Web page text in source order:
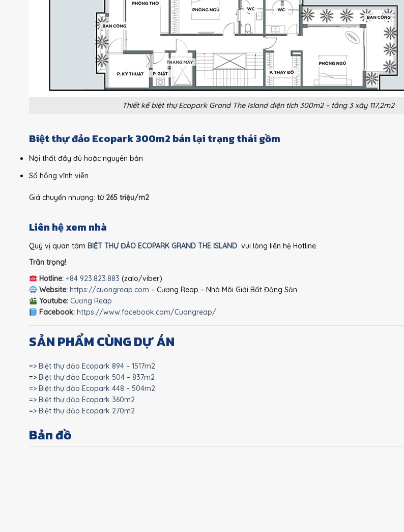
Thiết kế biệt thự Ecopark Grand The Island diện tích 300m2 – tầng 3 xây 117,2m2
Biệt thự đảo Ecopark 300m2 bán lại trạng thái gồm
Nội thất đầy đủ hoặc nguyên bản
Sổ hồng vĩnh viễn
Giá chuyển nhượng: từ 265 triệu/m2
Liên hệ xem nhà
Quý vị quan tâm BIỆT THỰ ĐẢO ECOPARK GRAND THE ISLAND vui lòng liên hệ Hotline.
Trân trọng!
Hotline: +84 923.823.883 (zalo/viber)
Website: https://cuongreap.com – Cương Reap – Nhà Môi Giới Bất Động Sản
Youtube: Cương Reap
Facebook: https://www.facebook.com/Cuongreap/
SẢN PHẨM CÙNG DỰ ÁN
=> Biệt thự đảo Ecopark 894 – 1517m2
=> Biệt thự đảo Ecopark 504 – 837m2
=> Biệt thự đảo Ecopark 448 – 504m2
=> Biệt thự đảo Ecopark 360m2
=> Biệt thự đảo Ecopark 270m2
Bản đồ